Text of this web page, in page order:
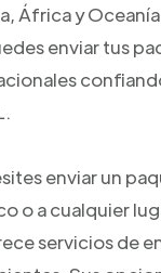
África y
enviar tus
enviar un
o a cualquier
servicios de